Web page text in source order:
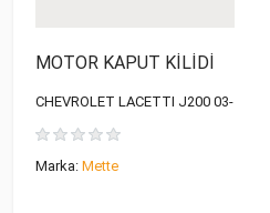
MOTOR KAPUT KİLİDİ
CHEVROLET LACETTI J200 03-
Marka: Mette